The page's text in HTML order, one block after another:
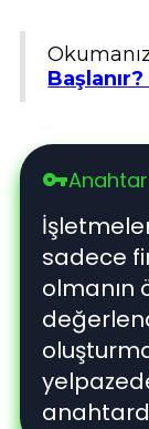
vpn_key
sadece
olmanın